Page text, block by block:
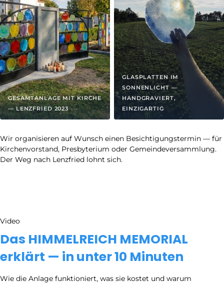
GESAMTANLAGE MIT KIRCHE
— LENZFRIED 2023
GLASPLATTEN IM
SONNENLICHT —
HANDGRAVIERT,
EINZIGARTIG
Wir organisieren auf Wunsch einen Besichtigungstermin — für
Kirchenvorstand, Presbyterium oder Gemeindeversammlung.
Der Weg nach Lenzfried lohnt sich.
Video
Das HIMMELREICH MEMORIAL
erklärt — in unter 10 Minuten
Wie die Anlage funktioniert, was sie kostet und warum